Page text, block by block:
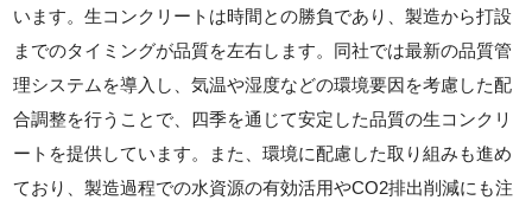
います。生コンクリートは時間との勝負であり、製造から打設
までのタイミングが品質を左右します。同社では最新の品質管
理システムを導入し、気温や湿度などの環境要因を考慮した配
合調整を行うことで、四季を通じて安定した品質の生コンクリ
ートを提供しています。また、環境に配慮した取り組みも進め
ており、製造過程での水資源の有効活用やCO2排出削減にも注